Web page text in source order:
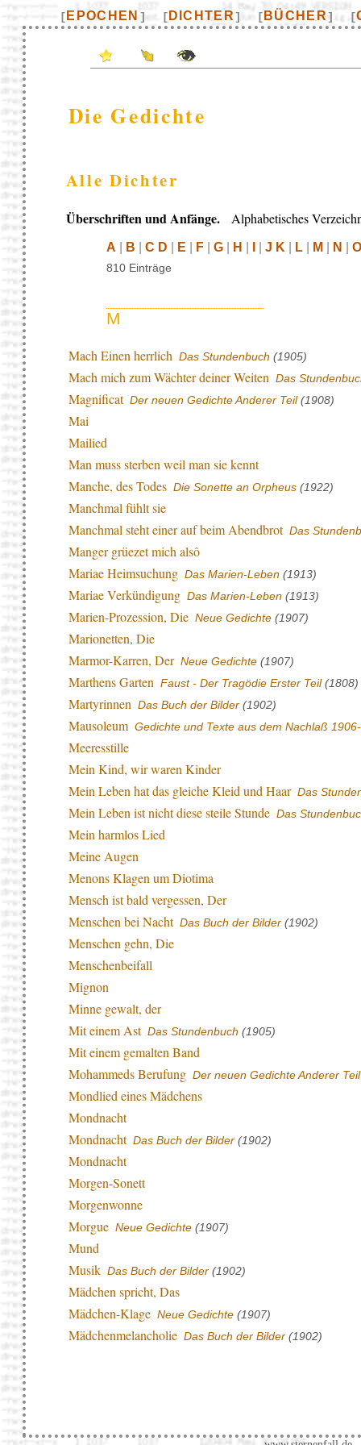
[ EPOCHEN ] [ DICHTER] [ BÜCHER] [
Die Gedichte
Alle Dichter
Überschriften und Anfänge.Alphabetisches
A B C D E F| G| H J K L| M N
810 Einträge
M
Mach Einen herrlich Das Stundenbuch (1905)
Mach mich zum Wächter deiner Weiten Das
Magnificat Der neuen Gedichte Anderer Teil(1908)
Mai
Mailied
Man muss sterben weil man sie kennt
Manche, des Todes Die Sonette an Orpheus(1922)
Manchmal fühlt sie
Manchmal steht einer auf beim Abendbrot Das
Manger grüezet mich alsô
Mariae Heimsuchung Das Marien-Leben(1913)
Mariae Verkündigung Das Marien-Leben(1913)
Marien-Prozession, Die Neue Gedichte(1907)
Marionetten, Die
Marmor-Karren, Der Neue Gedichte(1907)
Marthens Garten Faust - Der Tragödie Erster Teil(1808)
Martyrinnen Das Buch der Bilder(1902)
Mausoleum Gedichte und Texte aus dem Nachlaß
Meeresstille
Mein Kind, wir waren Kinder
Mein Leben hat das gleiche Kleid und Haar Das
Mein Leben ist nicht diese steile Stunde Das
Mein harmlos Lied
Meine Augen
Menons Klagen um Diotima
Mensch ist bald vergessen, Der
Menschen bei Nacht Das Buch der Bilder(1902)
Menschen gehn, Die
Menschenbeifall
Mignon
Minne gewalt, der
Mit einem Ast Das Stundenbuch (1905)
Mit einem gemalten Band
Mohammeds Berufung Der neuen Gedichte Anderer Teil
Mondlied eines Mädchens
Mondnacht
Mondnacht Das Buch der Bilder(1902)
Mondnacht
Morgen-Sonett
Morgenwonne
Morgue Neue Gedichte(1907)
Mund
Musik Das Buch der Bilder(1902)
Mädchen spricht, Das
Mädchen-Klage Neue Gedichte(1907)
Mädchenmelancholie Das Buch der Bilder(1902)